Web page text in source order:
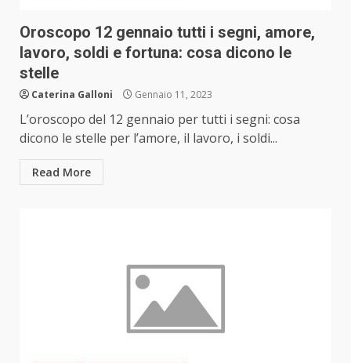
Oroscopo 12 gennaio tutti i segni, amore,
lavoro, soldi e fortuna: cosa dicono le
stelle
Caterina Galloni Gennaio 11, 2023
L’oroscopo del 12 gennaio per tutti i segni: cosa
dicono le stelle per l’amore, il lavoro, i soldi...
Read More